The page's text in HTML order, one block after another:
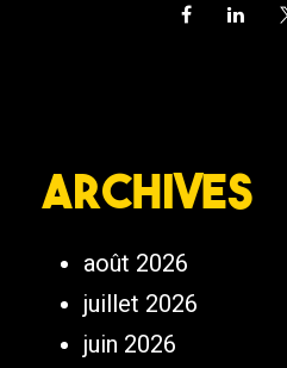
Archives
août 2026
juillet 2026
juin 2026